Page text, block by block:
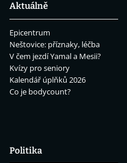
Aktuálně
Epicentrum
Neštovice: příznaky, léčba
V čem jezdí Yamal a Mesii?
Kvízy pro seniory
Kalendář úplňků 2026
Co je bodycount?
Politika